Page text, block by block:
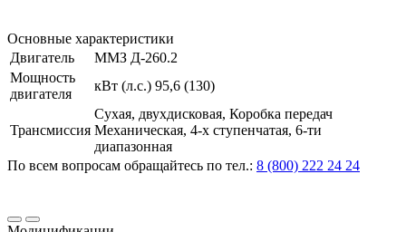
Основные характеристики
Двигатель
ММЗ Д-260.2
Мощность
двигателя
кВт (л.с.) 95,6 (130)
Трансмиссия
Сухая, двухдисковая, Коробка передач
Механическая, 4-х ступенчатая, 6-ти
диапазонная
По всем вопросам обращайтесь по тел.: 8 (800) 222 24 24